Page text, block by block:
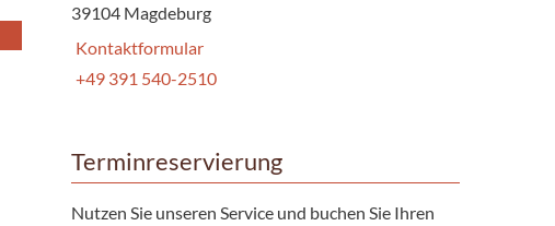
39104 Magdeburg
Kontaktformular
+49 391 540-2510
Terminreservierung
Nutzen Sie unseren Service und buchen Sie Ihren